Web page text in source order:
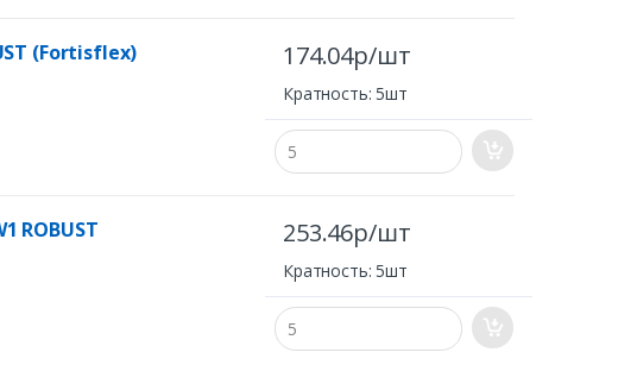
(Fortisflex) 174.04р/шт
Кратность: 5шт
ROBUST
253.46р/шт
Кратность: 5шт